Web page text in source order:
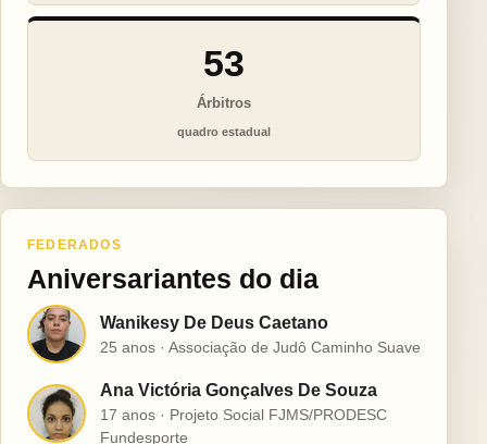
53
Árbitros
quadro estadual
FEDERADOS
Aniversariantes do dia
W Wanikesy De Deus Caetano
25 anos · Associação de Judô Caminho Suave
A
Ana Victória Gonçalves De Souza
17 anos · Projeto Social FJMS/PRODESC
Fundesporte